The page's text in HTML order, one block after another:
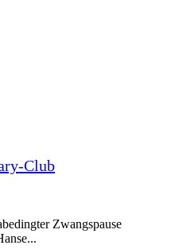
Club
Zwangspause